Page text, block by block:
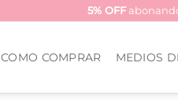
5% OFF
COMO COMPRAR MEDIOS